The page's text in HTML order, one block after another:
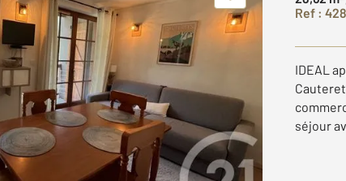
Ref :
IDEAL
séjour